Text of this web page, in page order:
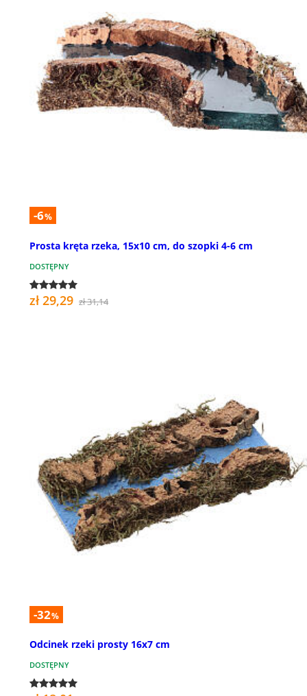
-6%
Prosta kręta rzeka, 15x10 cm, do szopki 4-6 cm
DOSTĘPNY
zł 29,29 zł 31,14
-32%
Odcinek rzeki prosty 16x7 cm
DOSTĘPNY